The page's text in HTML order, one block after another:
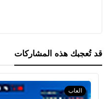
قد تُعجبك هذه المشاركات
العاب